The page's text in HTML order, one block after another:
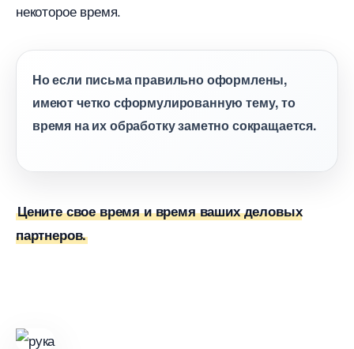
некоторое время.
Но если письма правильно оформлены,
имеют четко сформулированную тему, то
ремя на их обработку заметно сокращается.
Цените свое время и время ваших деловых
партнеров.